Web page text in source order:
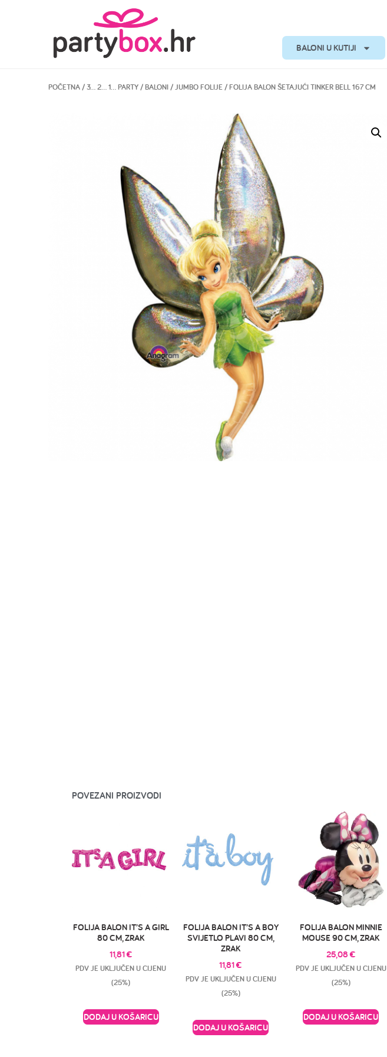
BALONI U KUTIJI
POČETNA/3… 2… 1… PARTY/BALONI/JUMBO FOLIJE/ FOLIJA BALON ŠETAJUĆI TINKER BELL 167 CM
POVEZANI PROIZVODI
FOLIJA BALON IT’S A GIRL
80 CM, ZRAK
11,81€
PDV JE UKLJUČEN U CIJENU
(25%)
DODAJ U KOŠARICU
FOLIJA BALON IT’S A BOY
SVIJETLO PLAVI 80 CM,
ZRAK
11,81€
PDV JE UKLJUČEN U CIJENU
(25%)
DODAJ U KOŠARICU
FOLIJA BALON MINNIE
MOUSE 90 CM, ZRAK
25,08 €
PDV JE UKLJUČEN U CIJENU
(25%)
DODAJ U KOŠARICU